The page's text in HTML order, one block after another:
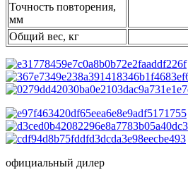
Точность повторения,
мм
Общий вес, кг
официальный дилер